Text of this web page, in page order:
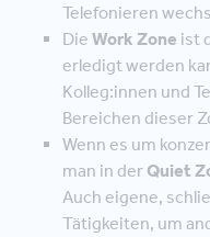
Telefonieren
Die Work Zone ist
erledigt werden
Kolleg:innen und
Bereichen dieser
Wenn es um
man in der Quiet
Auch eigene,
Tätigkeiten, um